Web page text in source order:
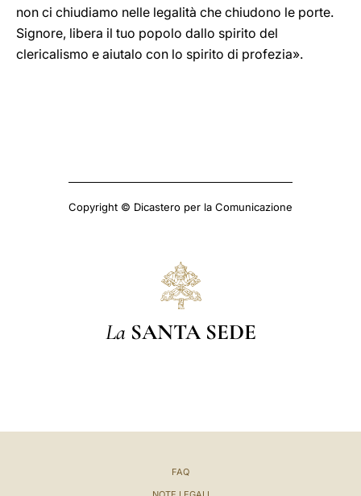
non ci chiudiamo nelle legalità che chiudono le porte.
Signore, libera il tuo popolo dallo spirito del
clericalismo e aiutalo con lo spirito di profezia».
Copyright © Dicastero per la Comunicazione
La SANTA SEDE
FAQ